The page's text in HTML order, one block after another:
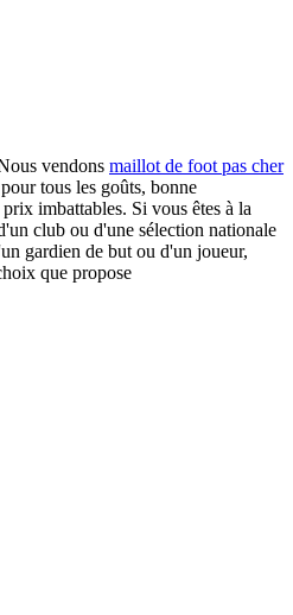
vendons maillot de foot pas cher
tous les goûts, bonne
imbattables. Si vous êtes à la
club ou d'une sélection nationale
gardien de but ou d'un joueur,
que propose